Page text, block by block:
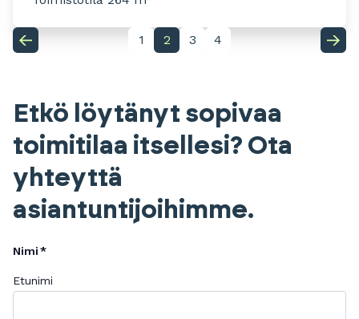
1 2 3 4
Etkö löytänyt sopivaa
toimitilaa itsellesi? Ota
yhteyttä
asiantuntijoihimme.
Nimi
Etunimi